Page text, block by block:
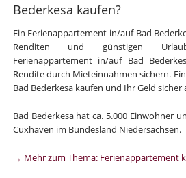
Bederkesa kaufen?
Ein Ferienappartement in/auf Bad
Renditen und günstigen
Ferienappartement in/auf Bad
Rendite durch Mieteinnahmen sichern.
Bad Bederkesa kaufen und Ihr Geld sicher
Bad Bederkesa hat ca. 5.000 Einwohner
Cuxhaven im Bundesland Niedersachsen.
→ Mehr zum Thema: Ferienappartement